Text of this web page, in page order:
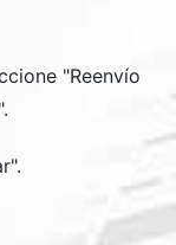
"Reenvío